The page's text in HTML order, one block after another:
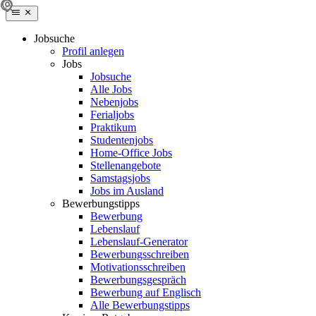
Jobsuche
Profil anlegen
Jobs
Jobsuche
Alle Jobs
Nebenjobs
Ferialjobs
Praktikum
Studentenjobs
Home-Office Jobs
Stellenangebote
Samstagsjobs
Jobs im Ausland
Bewerbungstipps
Bewerbung
Lebenslauf
Lebenslauf-Generator
Bewerbungsschreiben
Motivationsschreiben
Bewerbungsgespräch
Bewerbung auf Englisch
Alle Bewerbungstipps